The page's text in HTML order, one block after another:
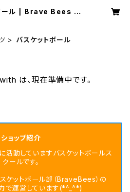
ール | Brave Bees wi
バスケットボール
は、現在準備中です。
ショップ紹介
活動していますバスケットボールス
クールです。
ケットボール部（BraveBees）の
で運営しています(*^_^*)